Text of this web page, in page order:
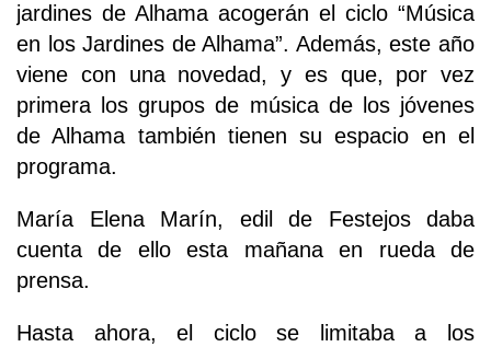
jardines de Alhama acogerán el ciclo “Música
en los Jardines de Alhama”. Además, este año
viene con una novedad, y es que, por vez
primera los grupos de música de los jóvenes
de Alhama también tienen su espacio en el
programa.
María Elena Marín, edil de Festejos daba
cuenta de ello esta mañana en rueda de
prensa.
Hasta ahora, el ciclo se limitaba a los